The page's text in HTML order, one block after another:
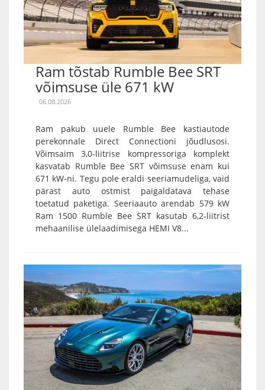
Ram tõstab Rumble Bee SRT
võimsuse üle 671 kW
06.08.2026
Ram pakub uuele Rumble Bee kastiautode
perekonnale Direct Connectioni jõudlusosi.
Võimsaim 3,0-liitrise kompressoriga komplekt
kasvatab Rumble Bee SRT võimsuse enam kui
671 kW-ni. Tegu pole eraldi seeriamudeliga, vaid
pärast auto ostmist paigaldatava tehase
toetatud paketiga. Seeriaauto arendab 579 kW
Ram 1500 Rumble Bee SRT kasutab 6,2-liitrist
mehaanilise ülelaadimisega HEMI V8...